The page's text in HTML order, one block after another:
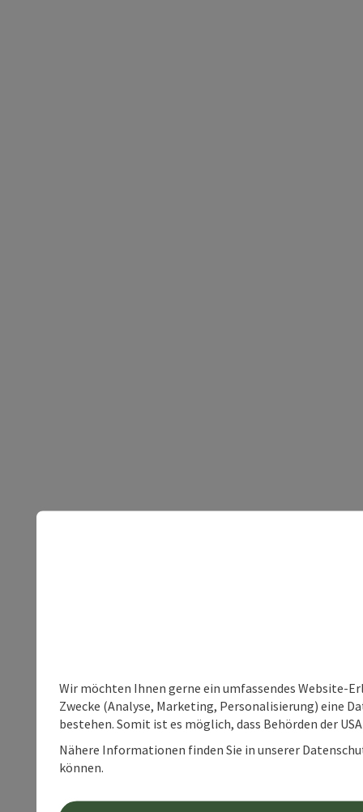
Wir möchten Ihnen gerne ein umfassendes Website-
Zwecke (Analyse, Marketing, Personalisierung) eine
bestehen. Somit ist es möglich, dass Behörden der
Nähere Informationen finden Sie in unserer
können.